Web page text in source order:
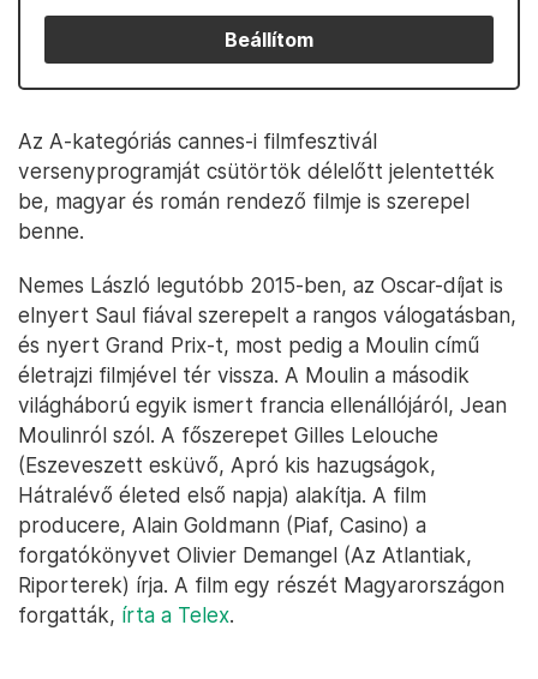
Beállítom
Az A-kategóriás cannes-i filmfesztivál
versenyprogramját csütörtök délelőtt jelentették
be, magyar és román rendező filmje is szerepel
benne.
Nemes László legutóbb 2015-ben, az Oscar-díjat is
elnyert Saul fiával szerepelt a rangos válogatásban,
és nyert Grand Prix-t, most pedig a Moulin című
életrajzi filmjével tér vissza. A Moulin a második
világháború egyik ismert francia ellenállójáról, Jean
Moulinról szól. A főszerepet Gilles Lelouche
(Eszeveszett esküvő, Apró kis hazugságok,
Hátralévő életed első napja) alakítja. A film
producere, Alain Goldmann (Piaf, Casino) a
forgatókönyvet Olivier Demangel (Az Atlantiak,
Riporterek) írja. A film egy részét Magyarországon
forgatták, írta a Telex.